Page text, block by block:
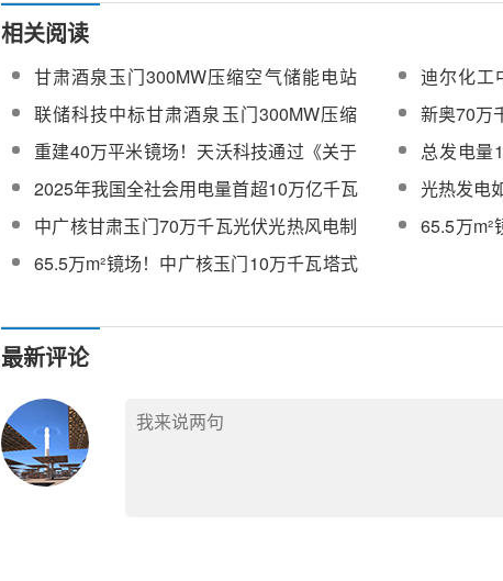
相关阅读
甘肃酒泉玉门300MW压缩空气储能电站
示范工程EPC总承包项目三元熔盐及化盐
服务中标候选人公示
迪尔化工
空气储能
元熔盐及
联储科技中标甘肃酒泉玉门300MW压缩
空气储能电站示范工程EPC总承包项目三
元熔盐化盐服务
新奥70万
收官“十四
重建40万平米镜场！天沃科技通过《关于
投资建设玉门鑫能30万千瓦“光热+风电一
体化”项目的议案》
总发电量
热储能+
2025年我国全社会用电量首超10万亿千瓦
时，光热发电投资实现快速增长
光热发电
中广核甘肃玉门70万千瓦光伏光热风电制
氢项目100MW光热工程汽轮机、发电机
及附属设备重新招标
65.5万
65.5万m²镜场！中广核玉门10万千瓦塔式
最新评论